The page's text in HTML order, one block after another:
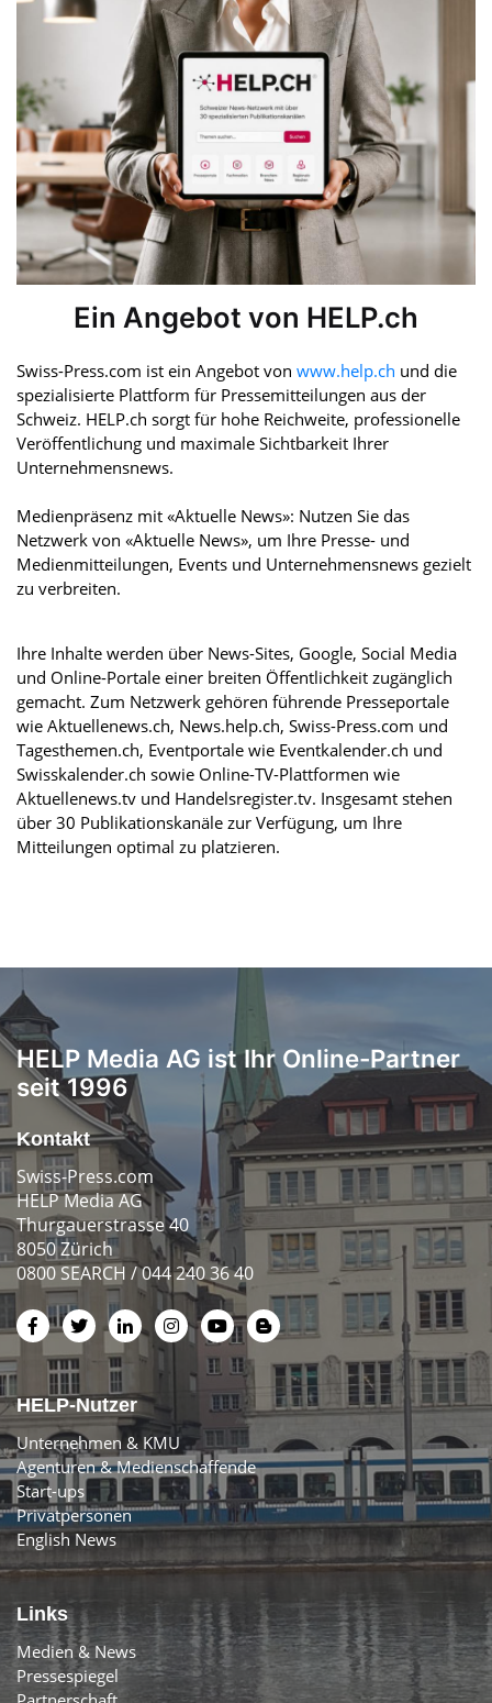
Ein Angebot von HELP.ch
Swiss-Press.com ist ein Angebot von www.help.ch und die
spezialisierte Plattform für Pressemitteilungen aus der
Schweiz. HELP.ch sorgt für hohe Reichweite, professionelle
Veröffentlichung und maximale Sichtbarkeit Ihrer
Unternehmensnews.
Medienpräsenz mit «Aktuelle News»: Nutzen Sie das
Netzwerk von «Aktuelle News», um Ihre Presse- und
Medienmitteilungen, Events und Unternehmensnews gezielt
zu verbreiten.
Ihre Inhalte werden über News-Sites, Google, Social Media
und Online-Portale einer breiten Öffentlichkeit zugänglich
gemacht. Zum Netzwerk gehören führende Presseportale
wie Aktuellenews.ch, News.help.ch, Swiss-Press.com und
Tagesthemen.ch, Eventportale wie Eventkalender.ch und
Swisskalender.ch sowie Online-TV-Plattformen wie
Aktuellenews.tv und Handelsregister.tv. Insgesamt stehen
über 30 Publikationskanäle zur Verfügung, um Ihre
Mitteilungen optimal zu platzieren.
HELP Media AG ist Ihr Online-Partner
seit 1996
Kontakt
Swiss-Press.com
HELP Media AG
Thurgauerstrasse 40
8050 Zürich
0800 SEARCH / 044 240 36 40
HELP-Nutzer
Unternehmen & KMU
Agenturen & Medienschaffende
Start-ups
Privatpersonen
English News
Links
Medien & News
Pressespiegel